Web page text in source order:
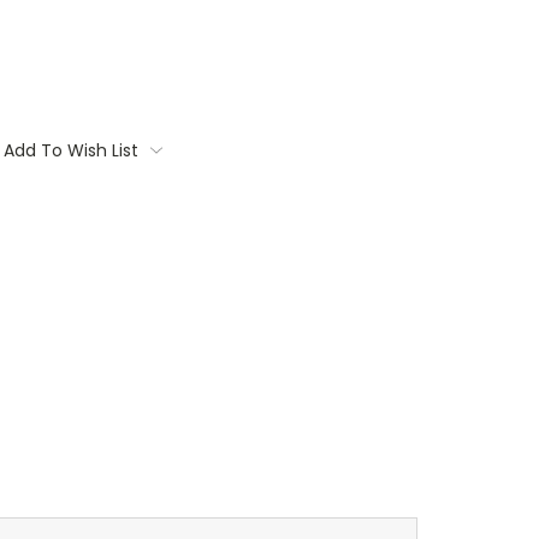
Add To Wish List